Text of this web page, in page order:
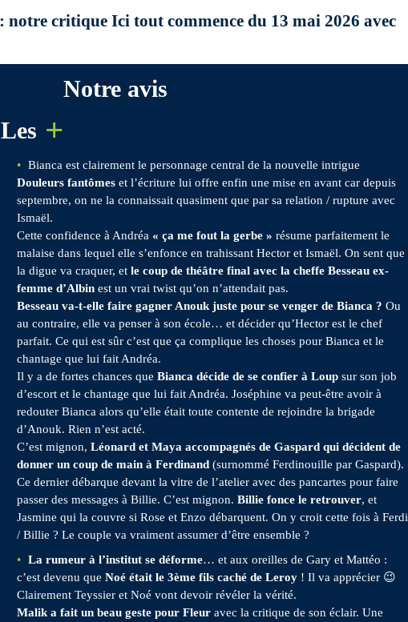
notre critique Ici tout commence du 13 mai 2026 avec
Notre avis
Les +
Bianca est clairement le personnage central de la nouvelle intrigue
Douleurs fantômes et l’écriture lui offre enfin une mise en avant car depuis
septembre, on ne la connaissait quasiment que par sa relation / rupture avec
Ismaël.
Cette confidence à Andréa« ça me fout la gerbe » résume parfaitement le
malaise dans lequel elle s’enfonce en trahissant Hector et Ismaël. On sent que
la digue va craquer, etle coup de théâtre final avec la cheffe Besseau ex-
femme d’Albin est un vrai twist qu’on n’attendait pas.
Besseau va-t-elle faire gagner Anouk juste pour se venger de Bianca ? Ou
au contraire, elle va penser à son école… et décider qu’Hector est le chef
parfait. Ce qui est sûr c’est que ça complique les choses pour Bianca et le
chantage que lui fait Andréa.
Il y a de fortes chances queBianca décide de se confier à Loup sur son job
d’escort et le chantage que lui fait Andréa. Joséphine va peut-être avoir à
redouter Bianca alors qu’elle était toute contente de rejoindre la brigade
d’Anouk. Rien n’est acté.
C’est mignon,Léonard et Maya accompagnés de Gaspard qui décident de
donner un coup de main à Ferdinand (surnommé Ferdinouille par Gaspard).
Ce dernier débarque devant la vitre de l’atelier avec des pancartes pour faire
passer des messages à Billie. C’est mignon.Billie fonce le retrouver, et
Jasmine qui la couvre si Rose et Enzo débarquent. On y croit cette fois à Ferdi
/ Billie ? Le couple va vraiment assumer d’être ensemble ?
La rumeur à l’institut se déforme… et aux oreilles de Gary et Mattéo :
c’est devenu queNoé était le 3ème fils caché de Leroy ! Il va apprécier 😉
Clairement Teyssier et Noé vont devoir révéler la vérité.
Malik a fait un beau geste pour Fleur avec la critique de son éclair. Une